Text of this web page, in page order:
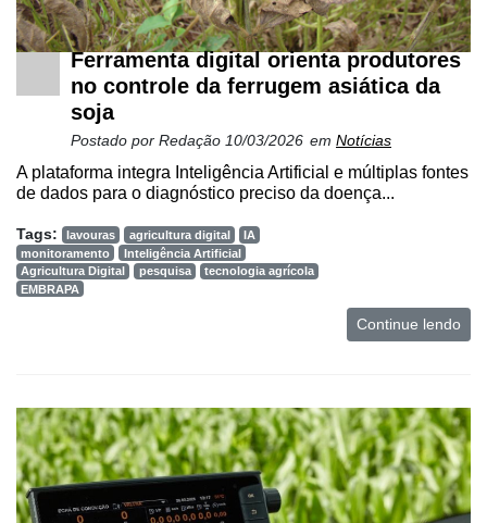
Ferramenta digital orienta produtores
no controle da ferrugem asiática da
soja
Postado por Redação 10/03/2026 em Notícias
A plataforma integra Inteligência Artificial e múltiplas fontes
de dados para o diagnóstico preciso da doença...
Tags: lavouras agricultura digital
IA
monitoramento
Inteligência Artificial
Agricultura Digital
pesquisa
tecnologia agrícola
EMBRAPA
Continue lendo